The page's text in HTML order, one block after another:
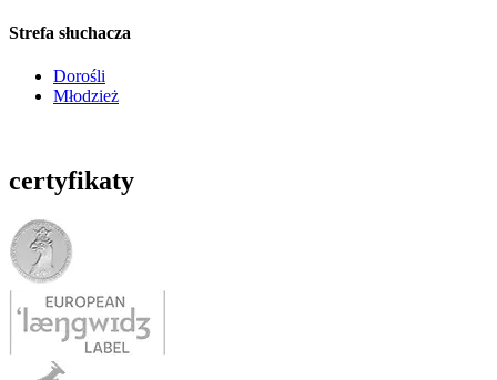
Strefa słuchacza
Dorośli
Młodzież
certyfikaty